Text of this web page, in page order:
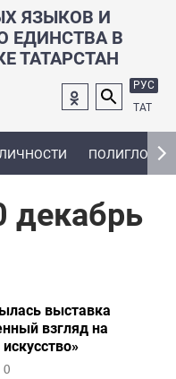
ЯЗЫКОВ И
ЕДИНСТВА В
ТАТАРСТАН
РУС
ТАТ
ЛИЧНОСТИ ПОЛИГЛОТ
декабрь
выставка
взгляд на
0